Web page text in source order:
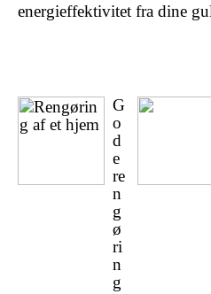
energieffektivitet fra dine
G
o
d
e
re
n
g
ø
ri
n
g